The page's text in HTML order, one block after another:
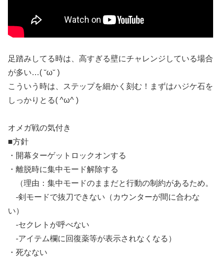
足踏みしてる時は、高すぎる壁にチャレンジしている場合
が多い…( ˘ω˘ )
こういう時は、ステップを細かく刻む！まずはハジケ石を
しっかりとる( ^ω^ )
オメガ戦の気付き
■方針
・開幕ターゲットロックオンする
・離脱時に集中モード解除する
（理由：集中モードのままだと行動の制約があるため。
-剣モードで抜刀できない（カウンターが間に合わな
い）
-セクレトが呼べない
-アイテム欄に回復薬等が表示されなくなる）
・死なない